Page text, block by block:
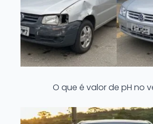
O que é valor de pH no